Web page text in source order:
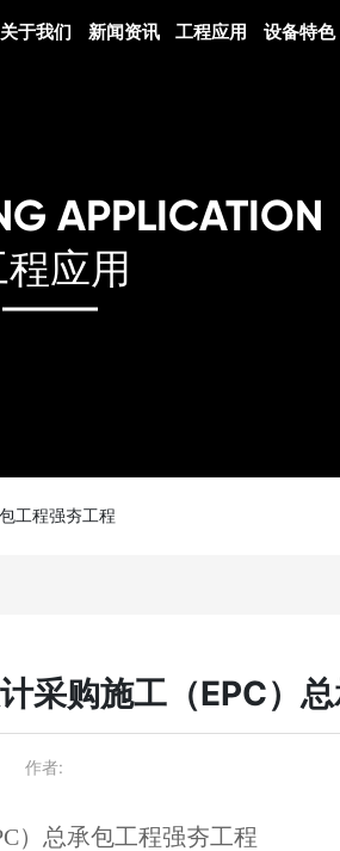
关于我们 新闻资讯 工程应用 设备特色
APPLICATION
应用
工程强夯工程
采购施工（EPC）
作者:
）总承包工程强夯工程